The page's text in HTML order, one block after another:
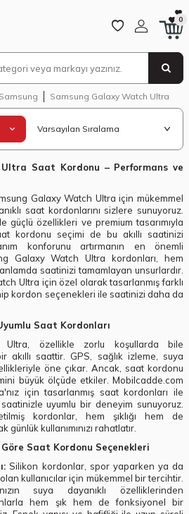
0
Samsung Samsung Galaxy Watch Ultra
Saat Kordonu – Performans ve
Galaxy Watch Ultra için mükemmel
saat kordonlarını sizlere sunuyoruz.
güçlü özellikleri ve premium tasarımıyla
kordonu seçimi de bu akıllı saatinizi
konforunu artırmanın en önemli
Galaxy Watch Ultra kordonları, hem
saatinizi tamamlayan unsurlardır.
Ultra için özel olarak tasarlanmış farklı
kordon seçenekleri ile saatinizi daha da
Saat Kordonları
Ultra, özellikle zorlu koşullarda bile
akıllı saattir. GPS, sağlık izleme, suya
öne çıkar. Ancak, saat kordonu
büyük ölçüde etkiler. Mobilcadde.com
için tasarlanmış saat kordonları ile
uyumlu bir deneyim sunuyoruz.
kordonlar, hem şıklığı hem de
günlük kullanımınızı rahatlatır.
Saat Kordonu Seçenekleri
Silikon kordonlar, spor yaparken ya da
kullanıcılar için mükemmel bir tercihtir.
suya dayanıklı özelliklerinden
hem şık hem de fonksiyonel bir